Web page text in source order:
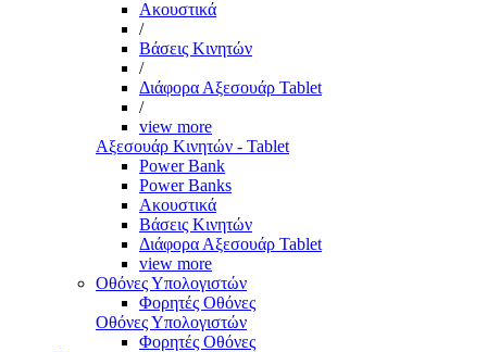
Ακουστικά
/
Βάσεις Κινητών
/
Διάφορα Αξεσουάρ Tablet
/
view more
Αξεσουάρ Κινητών - Tablet
Power Bank
Power Banks
Ακουστικά
Βάσεις Κινητών
Διάφορα Αξεσουάρ Tablet
view more
Οθόνες Υπολογιστών
Φορητές Οθόνες
Οθόνες Υπολογιστών
Φορητές Οθόνες